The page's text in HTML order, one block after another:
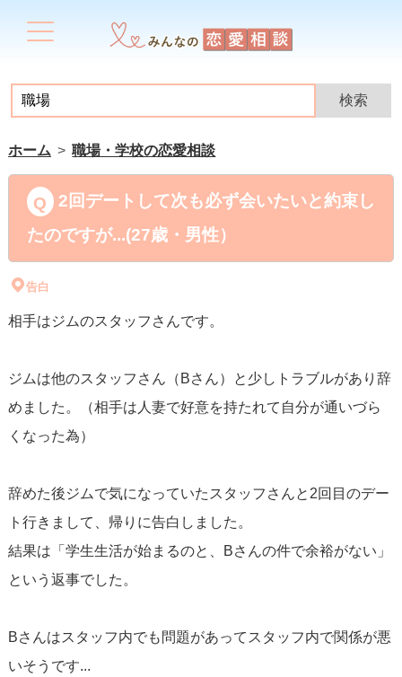
ホーム 職場・学校の恋愛相談
2回デートして次も必ず会いたいと約束し
たのですが...(27歳・男性）
告白
相手はジムのスタッフさんです。
ジムは他のスタッフさん（Bさん）と少しトラブルがあり辞
めました。（相手は人妻で好意を持たれて自分が通いづら
くなった為）
辞めた後ジムで気になっていたスタッフさんと2回目のデー
ト行きまして、帰りに告白しました。
結果は「学生生活が始まるのと、Bさんの件で余裕がない」
という返事でした。
Bさんはスタッフ内でも問題があってスタッフ内で関係が悪
いそうです...